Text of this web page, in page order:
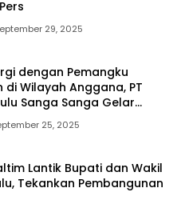
29, 2025
dengan Pemangku
di Wilayah Anggana, PT
Sanga Sanga Gelar
Persahabatan
25, 2025
Lantik Bupati dan Wakil
Tekankan Pembangunan